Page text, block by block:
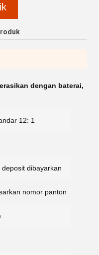
dengan baterai,
12: 1
dibayarkan
nomor panton